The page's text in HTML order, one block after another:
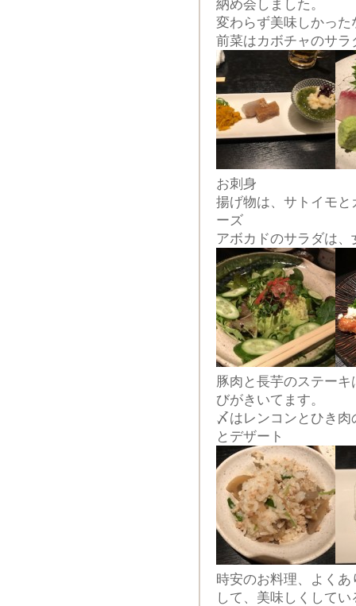
納め会しました。
変わらず美味しかった
前菜はカボチャのサ
お刺身
揚げ物は、サトイモ
ーズ
アボカドのサラダは
豚肉と長芋のステー
びがきいてます。
〆はレンコンとひき
とデザート
時安のお料理、よく
して、美味しくしてい